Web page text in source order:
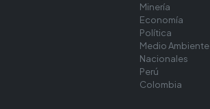
Minería
Economía
Política
Medio Ambiente
Nacionales
Perú
Colombia